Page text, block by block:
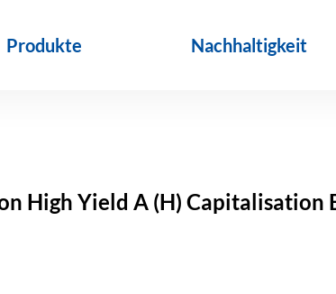
Produkte Nachhaltigkeit
High Yield A (H) Capitalisation